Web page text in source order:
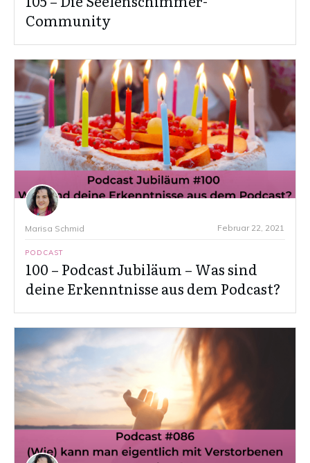
Community
Marisa Schmid Februar 22, 2021
PODCAST
100 – Podcast Jubiläum – Was sind
deine Erkenntnisse aus dem Podcast?